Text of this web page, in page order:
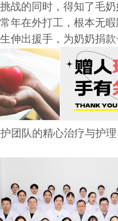
战的同时，得知了毛
年在外打工，根本无
伸出援手，为奶奶捐
团队的精心治疗与护